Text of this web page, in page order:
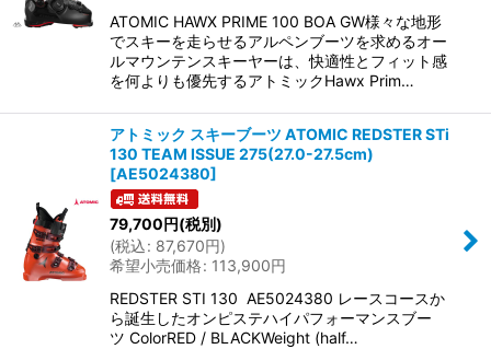
ATOMIC HAWX PRIME 100 BOA GW様々な地形
でスキーを走らせるアルペンブーツを求めるオー
ルマウンテンスキーヤーは、快適性とフィット感
を何よりも優先するアトミックHawx Prim…
アトミック スキーブーツ ATOMIC REDSTER STi
130 TEAM ISSUE 275(27.0-27.5cm)
[AE5024380]
79,700円(税別)
(税込: 87,670円)
希望小売価格: 113,900円
REDSTER STI 130 AE5024380 レースコースか
ら誕生したオンピステハイパフォーマンスブー
ツ ColorRED / BLACKWeight (half…